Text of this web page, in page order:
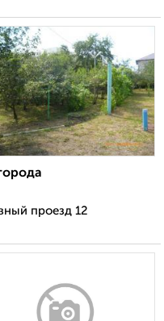
проезд 12